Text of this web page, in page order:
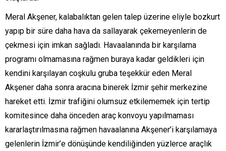
Meral Akşener, kalabalıktan gelen talep üzerine eliyle bozkurt
yapıp bir süre daha hava da sallayarak çekemeyenlerin de
çekmesi için imkan sağladı. Havaalanında bir karşılama
programı olmamasına rağmen buraya kadar geldikleri için
kendini karşılayan coşkulu gruba teşekkür eden Meral
Akşener daha sonra aracına binerek İzmir şehir merkezine
hareket etti. İzmir trafiğini olumsuz etkilememek için tertip
komitesince daha önceden araç konvoyu yapılmaması
kararlaştırılmasına rağmen havaalanına Akşener’i karşılamaya
gelenlerin İzmir’e dönüşünde kendiliğinden yüzlerce araçlık